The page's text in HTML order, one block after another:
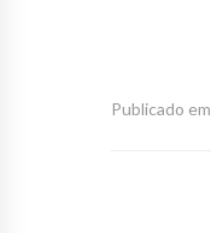
Publicado em